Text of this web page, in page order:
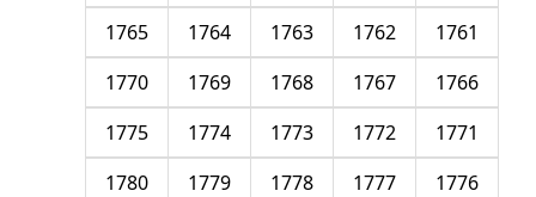
1761
1762
1763
1764
1765
1766
1767
1768
1769
1770
1771
1772
1773
1774
1775
1776
1777
1778
1779
1780